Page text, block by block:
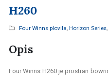
H260
Four Winns plovila, Horizon Series,
Opis
Four Winns H260 je prostran